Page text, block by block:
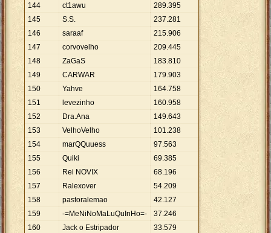
144
ct1awu 289.395
145
S.S. 237.281
146
saraaf 215.906
147
corvovelho 209.445
148
ZaGaS 183.810
149
CARWAR 179.903
150
Yahve 164.758
151
levezinho 160.958
152
Dra.Ana 149.643
153
VelhoVelho 101.238
154
marQQuuess 97.563
155
Quiki 69.385
156
Rei NOVIX 68.196
157
Ralexover 54.209
158
pastoralemao 42.127
159
-=MeNiNoMaLuQuInHo=- 37.246
160
Jack o Estripador 33.579